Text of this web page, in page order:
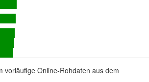
vorläufige Online-Rohdaten aus dem